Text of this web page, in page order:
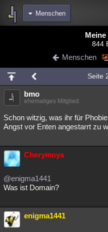
Menschen
Chat Wiki Neuigkeiten
meine Rubriken
Menschen
Spiritualität Verschwörungen
weitere Rubriken
Philosophie
Astronomie Helpdesk
Musik Clash
Übersichten
844
Menschen
Seite
bmo
ehemaliges Mitglied
Schon witzig, was ihr für
Angst vor Enten angestarrt zu
Cherymoya
@enigma1441
Was ist Domain?
enigma1441